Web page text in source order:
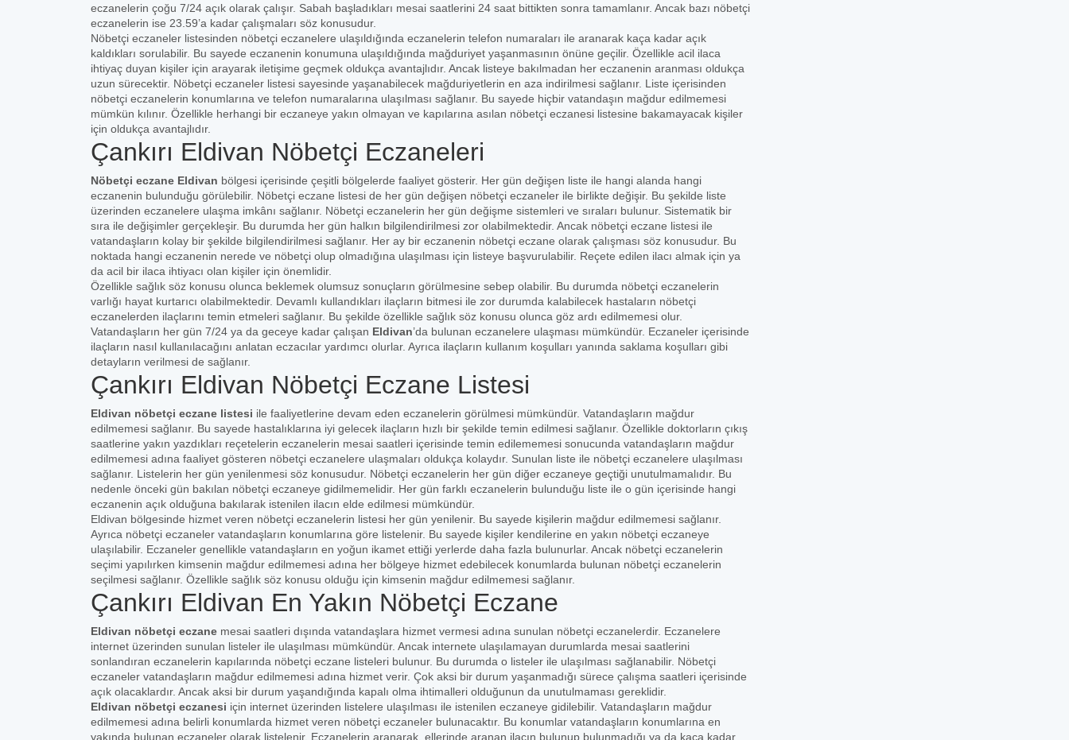
eczanelerin çoğu 7/24 açık olarak çalışır. Sabah başladıkları mesai saatlerini 24 saat bittikten sonra tamamlanır. Ancak bazı nöbetçi
eczanelerin ise 23.59’a kadar çalışmaları söz konusudur.
Nöbetçi eczaneler listesinden nöbetçi eczanelere ulaşıldığında eczanelerin telefon numaraları ile aranarak kaça kadar açık
kaldıkları sorulabilir. Bu sayede eczanenin konumuna ulaşıldığında mağduriyet yaşanmasının önüne geçilir. Özellikle acil ilaca
ihtiyaç duyan kişiler için arayarak iletişime geçmek oldukça avantajlıdır. Ancak listeye bakılmadan her eczanenin aranması oldukça
uzun sürecektir. Nöbetçi eczaneler listesi sayesinde yaşanabilecek mağduriyetlerin en aza indirilmesi sağlanır. Liste içerisinden
nöbetçi eczanelerin konumlarına ve telefon numaralarına ulaşılması sağlanır. Bu sayede hiçbir vatandaşın mağdur edilmemesi
mümkün kılınır. Özellikle herhangi bir eczaneye yakın olmayan ve kapılarına asılan nöbetçi eczanesi listesine bakamayacak kişiler
için oldukça avantajlıdır.
Çankırı Eldivan Nöbetçi Eczaneleri
Nöbetçi eczane Eldivan bölgesi içerisinde çeşitli bölgelerde faaliyet gösterir. Her gün değişen liste ile hangi alanda hangi
eczanenin bulunduğu görülebilir. Nöbetçi eczane listesi de her gün değişen nöbetçi eczaneler ile birlikte değişir. Bu şekilde liste
üzerinden eczanelere ulaşma imkânı sağlanır. Nöbetçi eczanelerin her gün değişme sistemleri ve sıraları bulunur. Sistematik bir
sıra ile değişimler gerçekleşir. Bu durumda her gün halkın bilgilendirilmesi zor olabilmektedir. Ancak nöbetçi eczane listesi ile
vatandaşların kolay bir şekilde bilgilendirilmesi sağlanır. Her ay bir eczanenin nöbetçi eczane olarak çalışması söz konusudur. Bu
noktada hangi eczanenin nerede ve nöbetçi olup olmadığına ulaşılması için listeye başvurulabilir. Reçete edilen ilacı almak için ya
da acil bir ilaca ihtiyacı olan kişiler için önemlidir.
Özellikle sağlık söz konusu olunca beklemek olumsuz sonuçların görülmesine sebep olabilir. Bu durumda nöbetçi eczanelerin
varlığı hayat kurtarıcı olabilmektedir. Devamlı kullandıkları ilaçların bitmesi ile zor durumda kalabilecek hastaların nöbetçi
eczanelerden ilaçlarını temin etmeleri sağlanır. Bu şekilde özellikle sağlık söz konusu olunca göz ardı edilmemesi olur.
Vatandaşların her gün 7/24 ya da geceye kadar çalışan Eldivan’da bulunan eczanelere ulaşması mümkündür. Eczaneler içerisinde
ilaçların nasıl kullanılacağını anlatan eczacılar yardımcı olurlar. Ayrıca ilaçların kullanım koşulları yanında saklama koşulları gibi
detayların verilmesi de sağlanır.
Çankırı Eldivan Nöbetçi Eczane Listesi
Eldivan nöbetçi eczane listesi ile faaliyetlerine devam eden eczanelerin görülmesi mümkündür. Vatandaşların mağdur
edilmemesi sağlanır. Bu sayede hastalıklarına iyi gelecek ilaçların hızlı bir şekilde temin edilmesi sağlanır. Özellikle doktorların çıkış
saatlerine yakın yazdıkları reçetelerin eczanelerin mesai saatleri içerisinde temin edilememesi sonucunda vatandaşların mağdur
edilmemesi adına faaliyet gösteren nöbetçi eczanelere ulaşmaları oldukça kolaydır. Sunulan liste ile nöbetçi eczanelere ulaşılması
sağlanır. Listelerin her gün yenilenmesi söz konusudur. Nöbetçi eczanelerin her gün diğer eczaneye geçtiği unutulmamalıdır. Bu
nedenle önceki gün bakılan nöbetçi eczaneye gidilmemelidir. Her gün farklı eczanelerin bulunduğu liste ile o gün içerisinde hangi
eczanenin açık olduğuna bakılarak istenilen ilacın elde edilmesi mümkündür.
Eldivan bölgesinde hizmet veren nöbetçi eczanelerin listesi her gün yenilenir. Bu sayede kişilerin mağdur edilmemesi sağlanır.
Ayrıca nöbetçi eczaneler vatandaşların konumlarına göre listelenir. Bu sayede kişiler kendilerine en yakın nöbetçi eczaneye
ulaşılabilir. Eczaneler genellikle vatandaşların en yoğun ikamet ettiği yerlerde daha fazla bulunurlar. Ancak nöbetçi eczanelerin
seçimi yapılırken kimsenin mağdur edilmemesi adına her bölgeye hizmet edebilecek konumlarda bulunan nöbetçi eczanelerin
seçilmesi sağlanır. Özellikle sağlık söz konusu olduğu için kimsenin mağdur edilmemesi sağlanır.
Çankırı Eldivan En Yakın Nöbetçi Eczane
Eldivan nöbetçi eczane mesai saatleri dışında vatandaşlara hizmet vermesi adına sunulan nöbetçi eczanelerdir. Eczanelere
internet üzerinden sunulan listeler ile ulaşılması mümkündür. Ancak internete ulaşılamayan durumlarda mesai saatlerini
sonlandıran eczanelerin kapılarında nöbetçi eczane listeleri bulunur. Bu durumda o listeler ile ulaşılması sağlanabilir. Nöbetçi
eczaneler vatandaşların mağdur edilmemesi adına hizmet verir. Çok aksi bir durum yaşanmadığı sürece çalışma saatleri içerisinde
açık olacaklardır. Ancak aksi bir durum yaşandığında kapalı olma ihtimalleri olduğunun da unutulmaması gereklidir.
Eldivan nöbetçi eczanesi için internet üzerinden listelere ulaşılması ile istenilen eczaneye gidilebilir. Vatandaşların mağdur
edilmemesi adına belirli konumlarda hizmet veren nöbetçi eczaneler bulunacaktır. Bu konumlar vatandaşların konumlarına en
yakında bulunan eczaneler olarak listelenir. Eczanelerin aranarak, ellerinde aranan ilacın bulunup bulunmadığı ya da kaça kadar